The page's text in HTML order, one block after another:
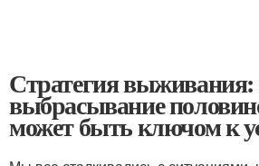
Стратегия выживания:
выбрасывание
может быть ключом к